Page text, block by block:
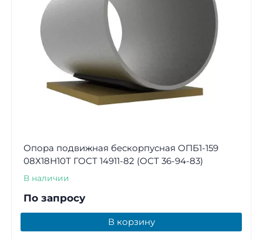
Опора подвижная бескорпусная ОПБ1-159
08Х18Н10Т ГОСТ 14911-82 (ОСТ 36-94-83)
В наличии
По запросу
В корзину